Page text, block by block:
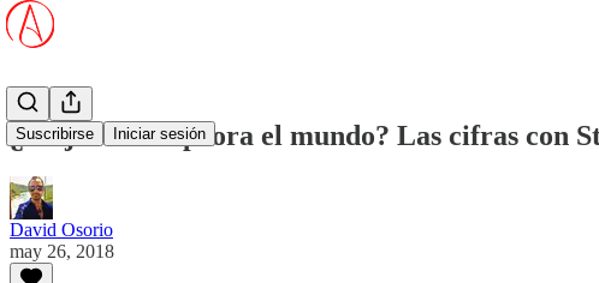
Suscribirse Iniciar sesión
¿Mejora o empeora el mundo? Las cifras con
David Osorio
may 26, 2018